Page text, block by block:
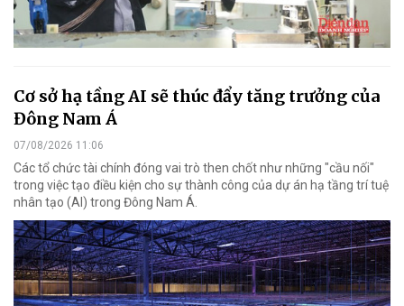
Cơ sở hạ tầng AI sẽ thúc đẩy tăng trưởng của
Đông Nam Á
07/08/2026 11:06
Các tổ chức tài chính đóng vai trò then chốt như những "cầu nối"
trong việc tạo điều kiện cho sự thành công của dự án hạ tầng trí tuệ
nhân tạo (AI) trong Đông Nam Á.